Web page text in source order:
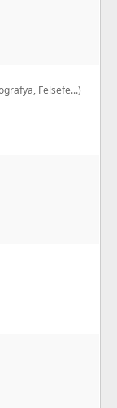
Felsefe...)